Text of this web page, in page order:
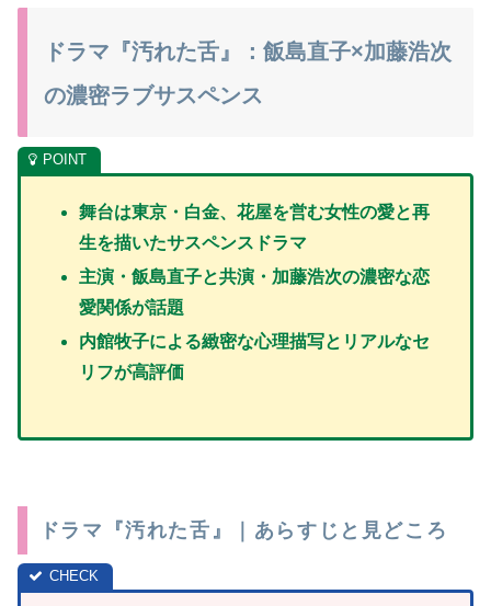
ドラマ『汚れた舌』：飯島直子×加藤浩次
の濃密ラブサスペンス
舞台は東京・白金、花屋を営む女性の愛と再
生を描いたサスペンスドラマ
主演・飯島直子と共演・加藤浩次の濃密な恋
愛関係が話題
内館牧子による緻密な心理描写とリアルなセ
リフが高評価
ドラマ『汚れた舌』｜あらすじと見どころ